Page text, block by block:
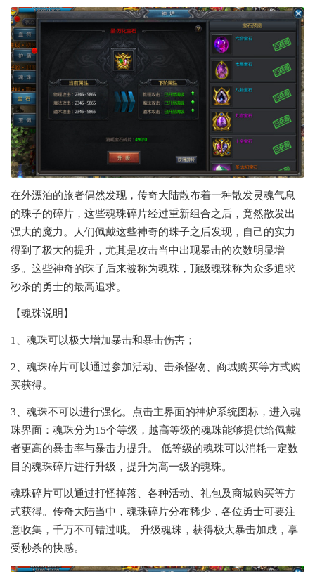
在外漂泊的旅者偶然发现，传奇大陆散布着一种散发灵魂气息
的珠子的碎片，这些魂珠碎片经过重新组合之后，竟然散发出
强大的魔力。人们佩戴这些神奇的珠子之后发现，自己的实力
得到了极大的提升，尤其是攻击当中出现暴击的次数明显增
多。这些神奇的珠子后来被称为魂珠，顶级魂珠称为众多追求
秒杀的勇士的最高追求。
【魂珠说明】
1、魂珠可以极大增加暴击和暴击伤害；
2、魂珠碎片可以通过参加活动、击杀怪物、商城购买等方式购
买获得。
3、魂珠不可以进行强化。点击主界面的神炉系统图标，进入魂
珠界面：魂珠分为15个等级，越高等级的魂珠能够提供给佩戴
者更高的暴击率与暴击力提升。 低等级的魂珠可以消耗一定数
目的魂珠碎片进行升级，提升为高一级的魂珠。
魂珠碎片可以通过打怪掉落、各种活动、礼包及商城购买等方
式获得。传奇大陆当中，魂珠碎片分布稀少，各位勇士可要注
意收集，千万不可错过哦。 升级魂珠，获得极大暴击加成，享
受秒杀的快感。